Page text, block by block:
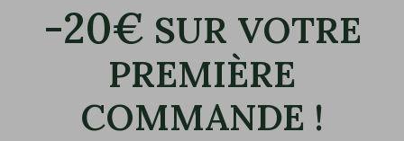
-20€ SUR VOTRE
PREMIÈRE
COMMANDE !